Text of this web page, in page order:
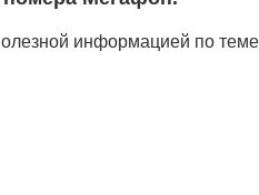
информацией по